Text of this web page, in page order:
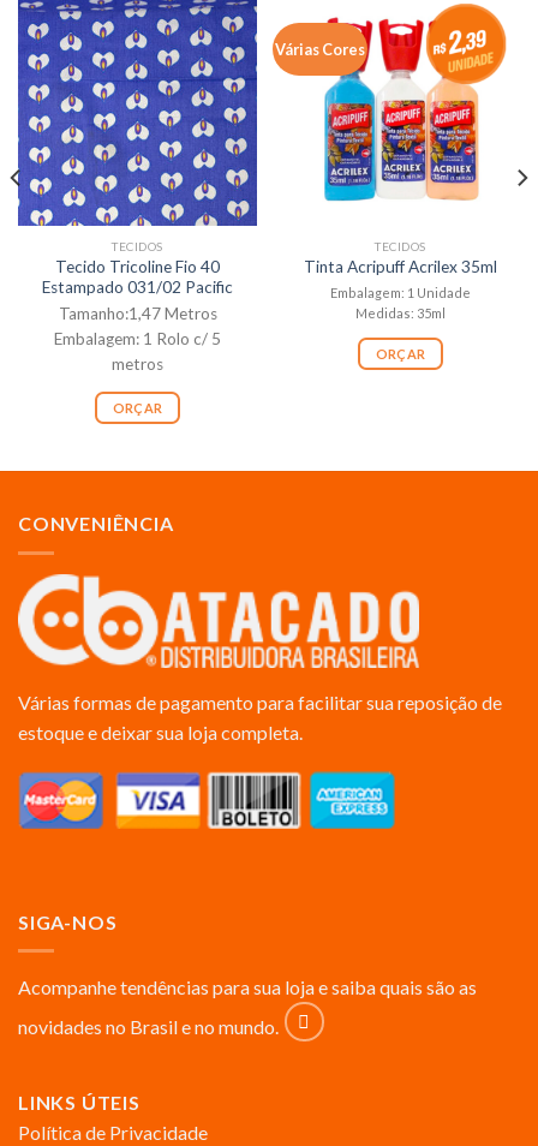
TECIDOS
Tecido Tricoline Fio 40
Estampado 031/02 Pacific
Tamanho:1,47 Metros
Embalagem: 1 Rolo c/ 5
metros
ORÇAR
Várias Cores
TECIDOS
Tinta Acripuff Acrilex 35ml
Embalagem: 1 Unidade
Medidas: 35ml
ORÇAR
CONVENIÊNCIA
Várias formas de pagamento para facilitar sua reposição de
estoque e deixar sua loja completa.
SIGA-NOS
Acompanhe tendências para sua loja e saiba quais são as
novidades no Brasil e no mundo.
LINKS ÚTEIS
Política de Privacidade